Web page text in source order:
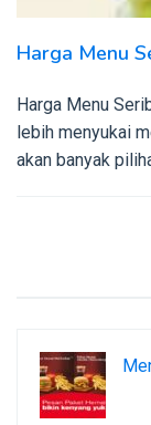
Harga Menu
Harga Menu
lebih menyukai
akan banyak